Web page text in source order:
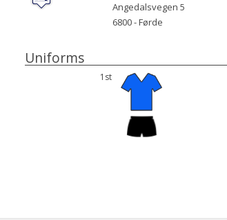
Angedalsvegen 5
6800 -Førde
Uniforms
1st